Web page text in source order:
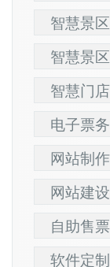
智慧景区
智慧景
智慧门店
电子票
网站制作
网站建
自助售
软件定